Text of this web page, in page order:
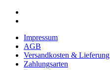
Skip
contentImpressum
AGB
Versandkosten & Lieferung
Zahlungsarten